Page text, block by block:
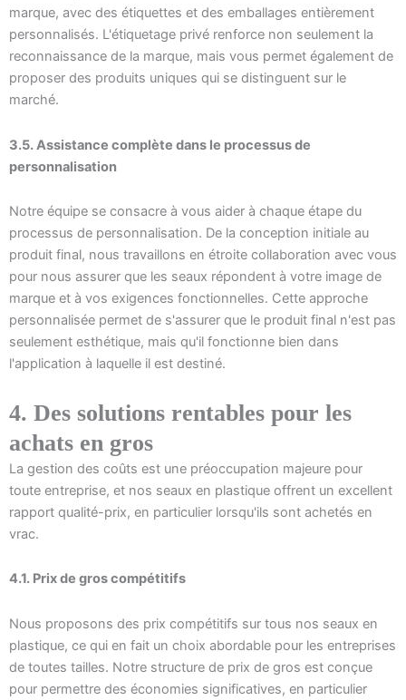
marque, avec des étiquettes et des emballages entièrement
personnalisés. L'étiquetage privé renforce non seulement la
reconnaissance de la marque, mais vous permet également de
proposer des produits uniques qui se distinguent sur le
marché.
3.5. Assistance complète dans le processus de
personnalisation
Notre équipe se consacre à vous aider à chaque étape du
processus de personnalisation. De la conception initiale au
produit final, nous travaillons en étroite collaboration avec vous
pour nous assurer que les seaux répondent à votre image de
marque et à vos exigences fonctionnelles. Cette approche
personnalisée permet de s'assurer que le produit final n'est pas
seulement esthétique, mais qu'il fonctionne bien dans
l'application à laquelle il est destiné.
4. Des solutions rentables pour les
achats en gros
La gestion des coûts est une préoccupation majeure pour
toute entreprise, et nos seaux en plastique offrent un excellent
rapport qualité-prix, en particulier lorsqu'ils sont achetés en
vrac.
4.1. Prix de gros compétitifs
Nous proposons des prix compétitifs sur tous nos seaux en
plastique, ce qui en fait un choix abordable pour les entreprises
de toutes tailles. Notre structure de prix de gros est conçue
pour permettre des économies significatives, en particulier